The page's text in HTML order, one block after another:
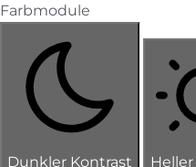
Farbmodule
Dunkler Kontrast